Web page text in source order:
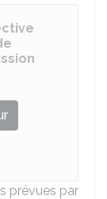
prévues par